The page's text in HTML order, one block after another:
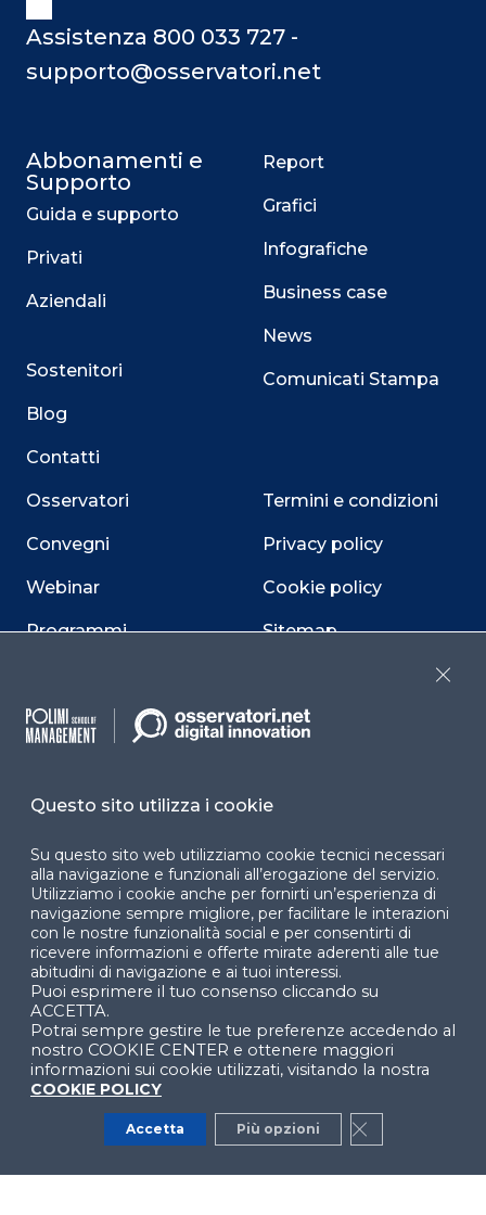
Assistenza 800 033 727 -
supporto@osservatori.net
Abbonamenti e
Supporto
Guida e supporto
Privati
Aziendali
Sostenitori
Blog
Contatti
Osservatori
Convegni
Webinar
Programmi
Report
Grafici
Infografiche
Business case
News
Comunicati Stampa
Termini e condizioni
Privacy policy
Cookie policy
Sitemap
Facebook LinkedIn
YouTube X
© 2024 Copyright © Politecnico di Milano Dipartimento
di Ingegneria Gestionale
Questo sito utilizza i cookie
Su questo sito web utilizziamo cookie tecnici necessari
alla navigazione e funzionali all’erogazione del servizio.
Utilizziamo i cookie anche per fornirti un’esperienza di
navigazione sempre migliore, per facilitare le interazioni
con le nostre funzionalità social e per consentirti di
ricevere informazioni e offerte mirate aderenti alle tue
abitudini di navigazione e ai tuoi interessi.
Puoi esprimere il tuo consenso cliccando su
ACCETTA.
Potrai sempre gestire le tue preferenze accedendo al
nostro COOKIE CENTER e ottenere maggiori
informazioni sui cookie utilizzati, visitando la nostra
COOKIE POLICY
Accetta Più opzioni Close GDPR